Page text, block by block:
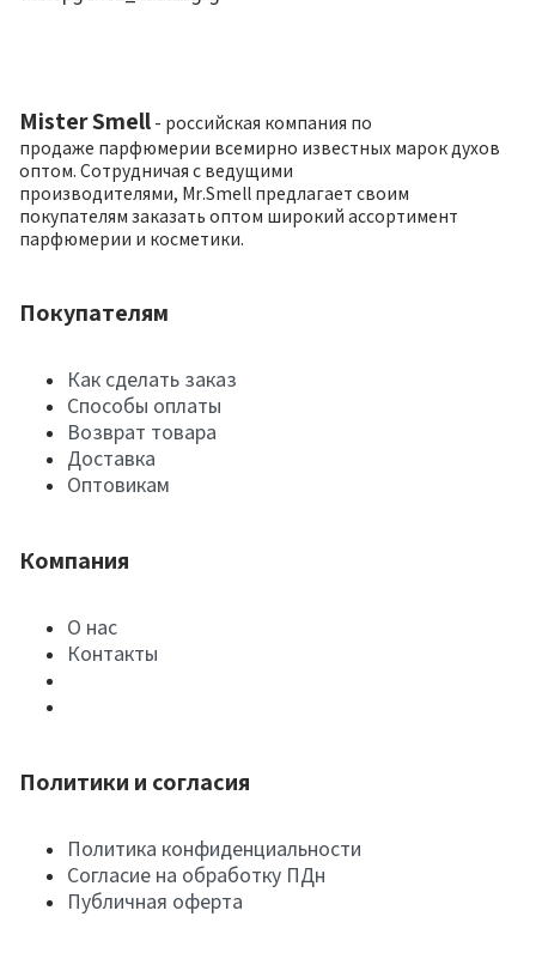
Mister Smell - российская компания по
продаже парфюмерии всемирно известных марок духов
оптом. Сотрудничая с ведущими
производителями, Mr.Smell предлагает своим
покупателям заказать оптом широкий ассортимент
парфюмерии и косметики.
Покупателям
Как сделать заказ
Способы оплаты
Возврат товара
Доставка
Оптовикам
Компания
О нас
Контакты
Политики и согласия
Политика конфиденциальности
Согласие на обработку ПДн
Публичная оферта